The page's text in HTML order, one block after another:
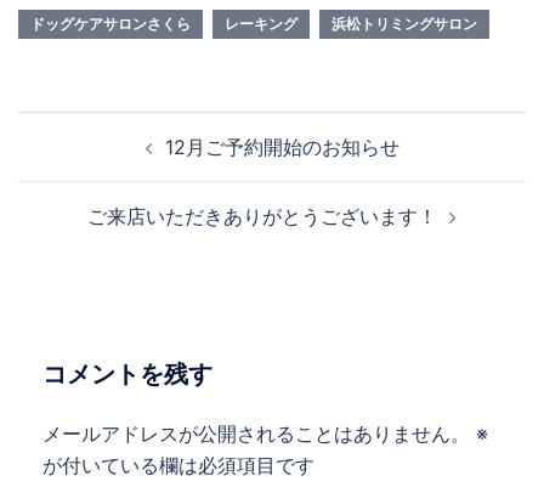
ドッグケアサロンさくら レーキング 浜松トリミングサロン
ョ
12月ご予約開始のお知らせ
ご来店いただきありがとうございます！
コメントを残す
メールアドレスが公開されることはありません。
※
が付いている欄は必須項目です